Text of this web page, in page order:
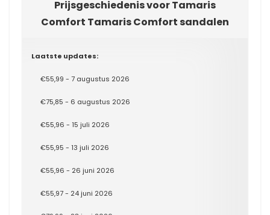
Prijsgeschiedenis voor Tamaris
Comfort Tamaris Comfort sandalen
Laatste updates:
€55,99 - 7 augustus 2026
€75,85 - 6 augustus 2026
€55,96 - 15 juli 2026
€55,95 - 13 juli 2026
€55,96 - 26 juni 2026
€55,97 - 24 juni 2026